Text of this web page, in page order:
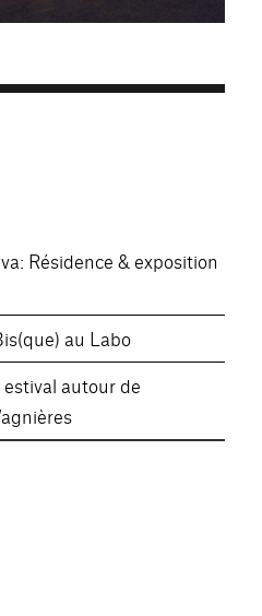
Résidence & exposition
au Labo
autour de